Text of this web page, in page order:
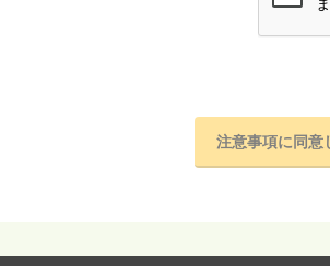
東京都渋谷区千駄ヶ谷1－21－6 E-
E-Mail ： contact@eventregist.com
受付時間 ： 10:00～18:00